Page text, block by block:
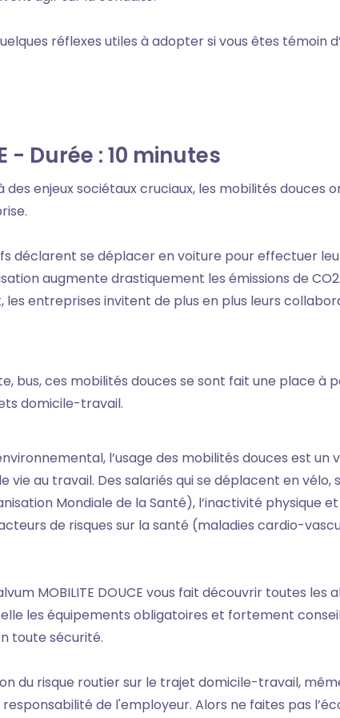
réflexes utiles à adopter si vous êtes témoin
- Durée : 10 minutes
des enjeux sociétaux cruciaux, les mobilités douces
déclarent se déplacer en voiture pour effectuer
augmente drastiquement les émissions de
les entreprises invitent de plus en plus leurs
bus, ces mobilités douces se sont fait une place à
domicile-travail.
l’usage des mobilités douces est un
vie au travail. Des salariés qui se déplacent en vélo,
Mondiale de la Santé), l’inactivité physique
de risques sur la santé (maladies cardio-
MOBILITE DOUCE vous fait découvrir toutes les
les équipements obligatoires et fortement
toute sécurité.
du risque routier sur le trajet domicile-travail,
de l'employeur. Alors ne faites pas